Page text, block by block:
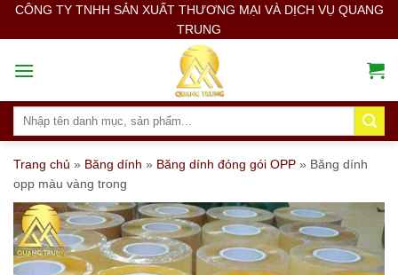
SkipCÔNG TY TNHH SẢN XUẤT THƯƠNG MẠI VÀ DỊCH VỤ QUANG
TRUNG
Search
Trang chủ » Băng dính » Băng dính đóng gói OPP » Băng dính
opp màu vàng trong